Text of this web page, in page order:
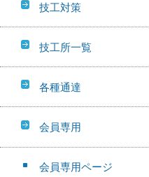
技工対策
技工所一覧
各種通達
会員専用
会員専用ページ